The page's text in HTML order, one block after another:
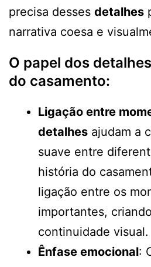
precisa desses detalhes
narrativa coesa e
O papel dos detalhes
do casamento:
Ligação entre
detalhes ajudam a
suave entre
história do
ligação entre os
importantes,
continuidade visual.
Ênfase emocional: